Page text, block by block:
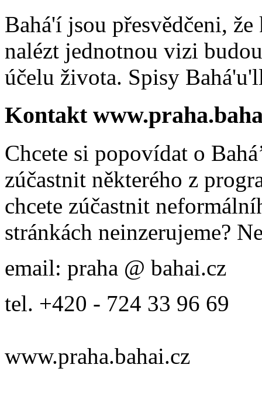
Bahá'í jsou přesvědčeni,
nalézt jednotnou vizi
účelu života. Spisy
Kontakt
Chcete si popovídat o
zúčastnit některého z
chcete zúčastnit
stránkách neinzerujeme?
email: praha @ bahai.cz
tel. +420 - 724 33 96 69
www.praha.bahai.cz